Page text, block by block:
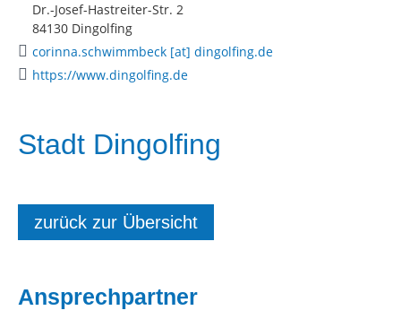
Dr.-Josef-Hastreiter-Str. 2
84130 Dingolfing
corinna.schwimmbeck [at] dingolfing.de
https://www.dingolfing.de
Stadt Dingolfing
zurück zur Übersicht
Ansprechpartner